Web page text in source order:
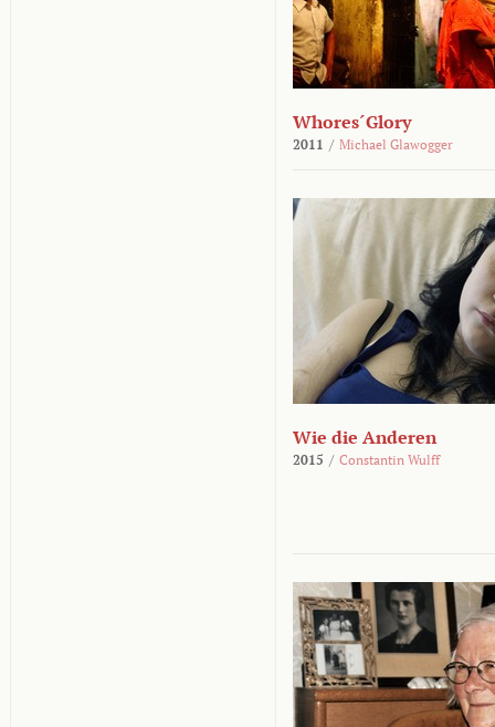
Whores´Glory
2011 / Michael Glawogger
Wie die Anderen
2015 / Constantin Wulff